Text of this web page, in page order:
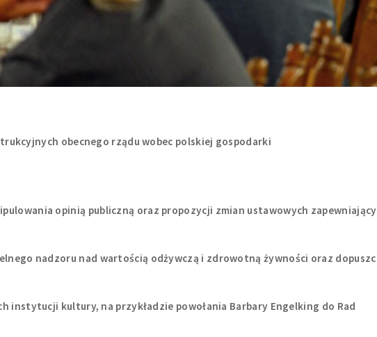
obecnego rządu wobec polskiej gospodarki
opinią publiczną oraz propozycji zmian ustawowych zapewniający
nadzoru nad wartością odżywczą i zdrowotną żywności oraz dopuszc
instytucji kultury, na przykładzie powołania Barbary Engelking do Rad